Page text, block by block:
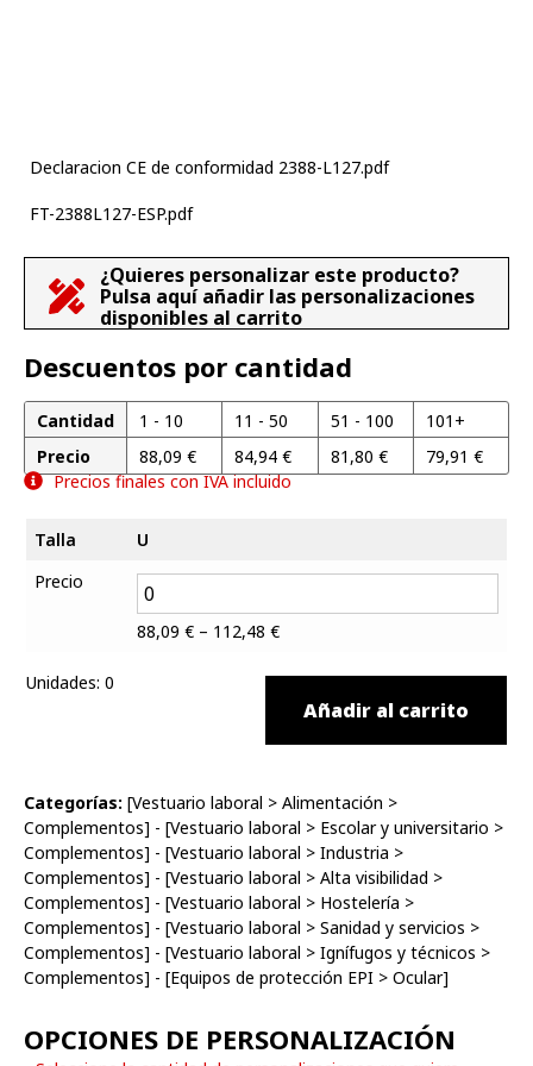
Declaracion CE de conformidad 2388-L127.pdf
FT-2388L127-ESP.pdf
¿Quieres personalizar este producto?
Pulsa aquí añadir las personalizaciones
disponibles al carrito
Descuentos por cantidad
Cantidad
Precio
1 - 10
88,09 €
11 - 50
84,94€
51 - 100
81,80 €
101+
79,91 €
Precios finales con IVA incluido
Talla
U
Precio
88,09 € – 112,48 €
Unidades: 0
Añadir al carrito
Categorías: [Vestuario laboral > Alimentación >
Complementos] - [Vestuario laboral > Escolar y universitario >
Complementos] - [Vestuario laboral > Industria >
Complementos] - [Vestuario laboral > Alta visibilidad >
Complementos] - [Vestuario laboral > Hostelería >
Complementos] - [Vestuario laboral > Sanidad y servicios >
Complementos] - [Vestuario laboral > Ignífugos y técnicos >
Complementos] - [Equipos de protección EPI > Ocular]
OPCIONES DE PERSONALIZACIÓN